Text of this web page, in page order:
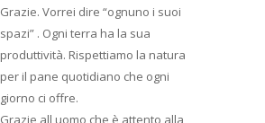
Grazie. Vorrei dire “ognuno i suoi
spazi” . Ogni terra ha la sua
produttività. Rispettiamo la natura
per il pane quotidiano che ogni
giorno ci offre.
Grazie all uomo che è attento alla